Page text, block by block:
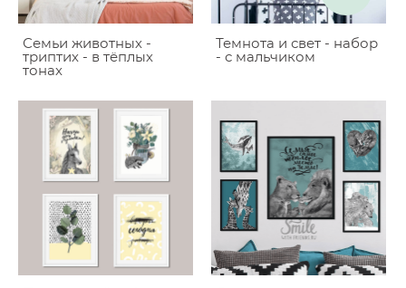
Семьи животных -
триптих - в тёплых
тонах
Темнота и свет - набор
- с мальчиком